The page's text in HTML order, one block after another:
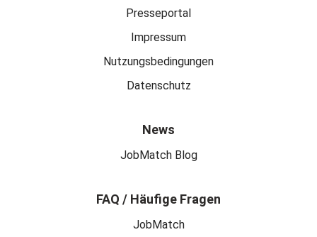
Presseportal
Impressum
Nutzungsbedingungen
Datenschutz
News
JobMatch Blog
FAQ / Häufige Fragen
JobMatch